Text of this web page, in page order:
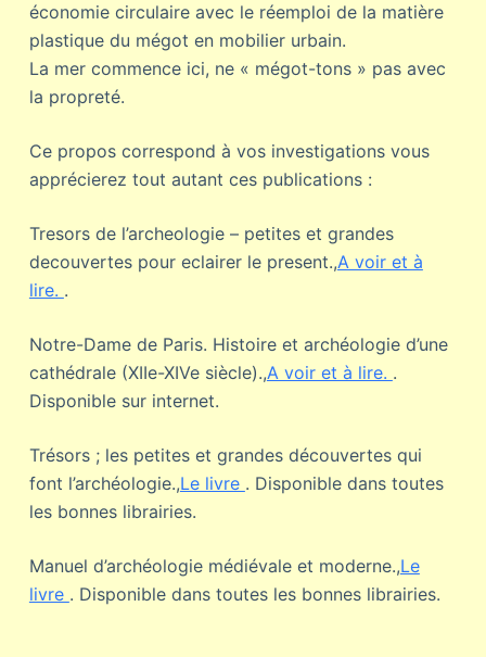
économie circulaire avec le réemploi de la matière
plastique du mégot en mobilier urbain.
La mer commence ici, ne « mégot-tons » pas avec
la propreté.
Ce propos correspond à vos investigations vous
apprécierez tout autant ces publications :
Tresors de l’archeologie – petites et grandes
decouvertes pour eclairer le present.,A voir et à
lire. .
Notre-Dame de Paris. Histoire et archéologie d’une
cathédrale (XIIe-XIVe siècle).,A voir et à lire. .
Disponible sur internet.
Trésors ; les petites et grandes découvertes qui
font l’archéologie.,Le livre . Disponible dans toutes
les bonnes librairies.
Manuel d’archéologie médiévale et moderne.,Le
livre . Disponible dans toutes les bonnes librairies.